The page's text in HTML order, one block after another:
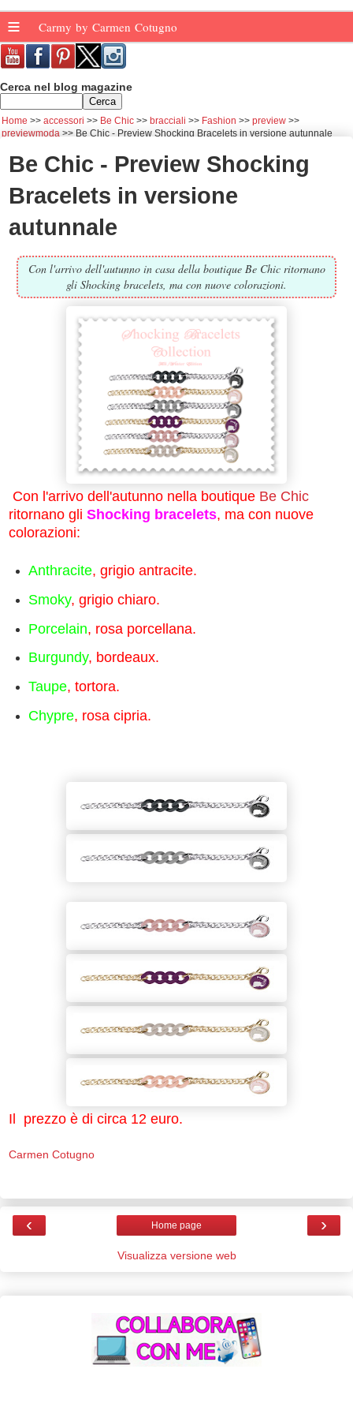
≡ Carmy by Carmen Cotugno
Cerca nel blog magazine
Home accessori Be Chic bracciali Fashion
preview
previewmoda
Be Chic - Preview Shocking Bracelets in versione autunnale
Be Chic - Preview Shocking
Bracelets in versione
autunnale
Con l'arrivo dell'autunno in casa della boutique Be Chic ritornano
gli Shocking bracelets, ma con nuove colorazioni.
Con l'arrivo dell'autunno nella boutique Be Chic
ritornano gli Shocking bracelets, ma con nuove
colorazioni:
Anthracite, grigio antracite.
Smoky, grigio chiaro.
Porcelain, rosa porcellana.
Burgundy, bordeaux.
Taupe, tortora.
Chypre, rosa cipria.
Il prezzo è di circa 12 euro.
Carmen Cotugno
‹ ›
Home page
Visualizza versione web